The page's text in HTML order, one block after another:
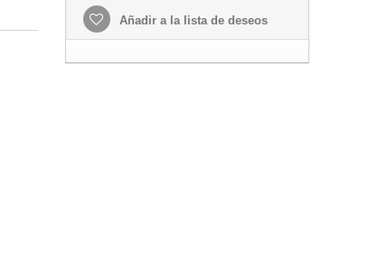
Añadir a la lista de deseos